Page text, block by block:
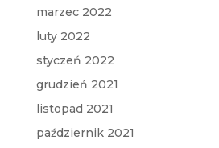
marzec 2022
luty 2022
styczeń 2022
grudzień 2021
listopad 2021
październik 2021